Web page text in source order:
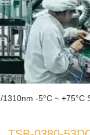
-5°C ~ +75°C